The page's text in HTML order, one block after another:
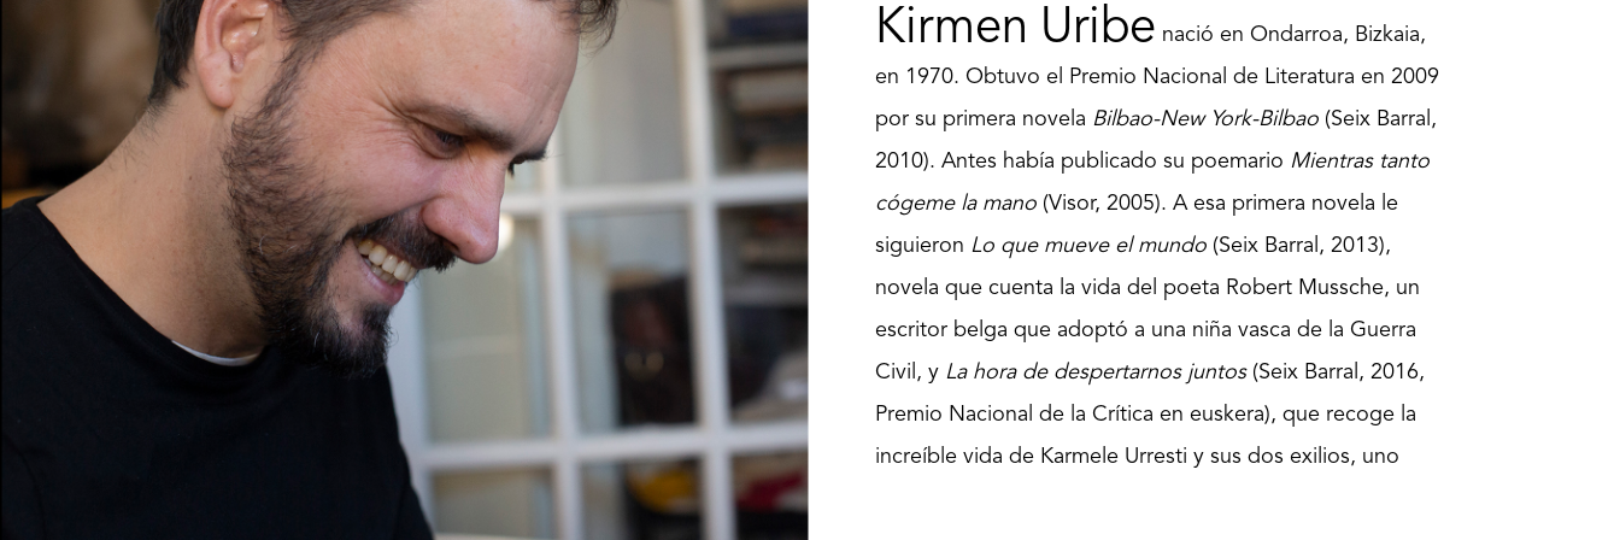
Kirmen Uribe nació en Ondarroa, Bizkaia,
en 1970. Obtuvo el Premio Nacional de Literatura en 2009
por su primera novela Bilbao-New York-Bilbao (Seix Barral,
2010). Antes había publicado su poemario Mientras tanto
cógeme la mano (Visor, 2005). A esa primera novela le
siguieron Lo que mueve el mundo (Seix Barral, 2013),
novela que cuenta la vida del poeta Robert Mussche, un
escritor belga que adoptó a una niña vasca de la Guerra
Civil, y La hora de despertarnos juntos (Seix Barral, 2016,
Premio Nacional de la Crítica en euskera), que recoge la
increíble vida de Karmele Urresti y sus dos exilios, uno